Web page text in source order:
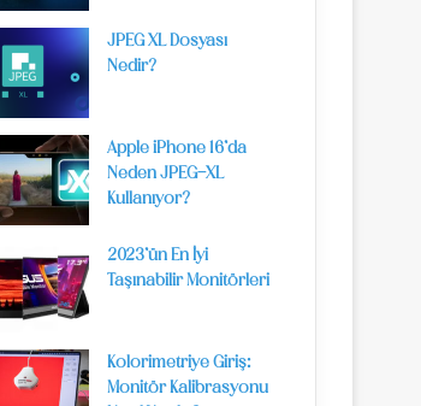
JPEG XL Dosyası
Nedir?
Apple iPhone 16’da
Neden JPEG-XL
Kullanıyor?
2023’ün En İyi
Taşınabilir Monitörleri
Kolorimetriye Giriş:
Monitör Kalibrasyonu